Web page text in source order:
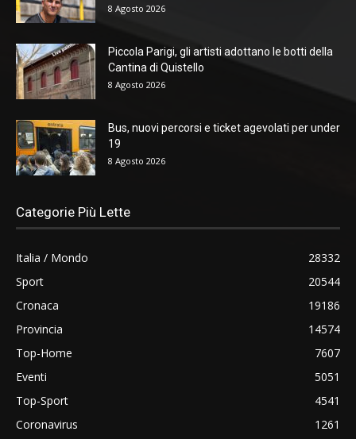
8 Agosto 2026
Piccola Parigi, gli artisti adottano le botti della
Cantina di Quistello
8 Agosto 2026
Bus, nuovi percorsi e ticket agevolati per under
19
8 Agosto 2026
Categorie Più Lette
Italia / Mondo
28332
Sport
20544
Cronaca
19186
Provincia
14574
Top-Home
7607
Eventi
5051
Top-Sport
4541
Coronavirus
1261